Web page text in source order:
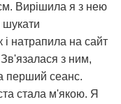
Вирішила я з нею
шукати
і натрапила на сайт
з ним,
перший сеанс.
стала м'якою. Я